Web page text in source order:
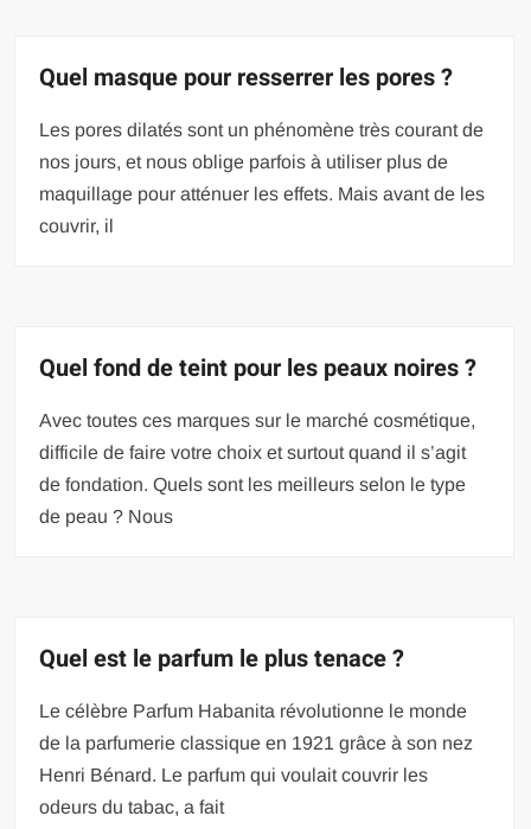
Quel masque pour resserrer les pores ?
Les pores dilatés sont un phénomène très courant de
nos jours, et nous oblige parfois à utiliser plus de
maquillage pour atténuer les effets. Mais avant de les
couvrir, il
Quel fond de teint pour les peaux noires ?
Avec toutes ces marques sur le marché cosmétique,
difficile de faire votre choix et surtout quand il s’agit
de fondation. Quels sont les meilleurs selon le type
de peau ? Nous
Quel est le parfum le plus tenace ?
Le célèbre Parfum Habanita révolutionne le monde
de la parfumerie classique en 1921 grâce à son nez
Henri Bénard. Le parfum qui voulait couvrir les
odeurs du tabac, a fait